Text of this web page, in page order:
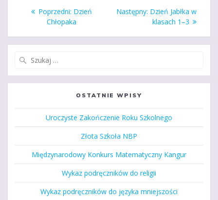
Nawigacja
wpisu
Poprzedni: Poprzedni
wpis:
Dzień
Chłopaka
Następny: Następny
wpis:
Dzień Jabłka w
klasach 1–3
OSTATNIE WPISY
Uroczyste Zakończenie Roku Szkolnego
Złota Szkoła NBP
Międzynarodowy Konkurs Matematyczny Kangur
Wykaz podręczników do religii
Wykaz podręczników do języka mniejszości